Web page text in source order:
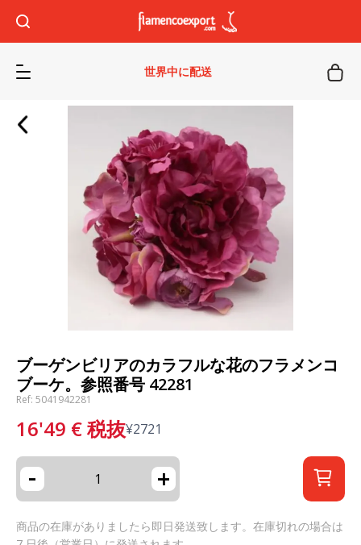
世界中に配送
ブーゲンビリアのカラフルな花のフラメンコ
ブーケ。参照番号 42281
Ref: 5041942281
16'49 €税抜¥2721
- +
商品の在庫がありましたら即日発送致します。在庫切れの場合は